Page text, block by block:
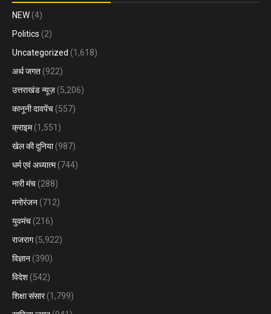
NEW (4)
Politics (2)
Uncategorized (1,618)
अर्थ जगत (922)
उत्तराखंड न्यूज़ (5,206)
कानूनी दावपेंच (557)
क्राइम(1,551)
खेल की दुनिया(987)
धर्म एवं अध्यात्म(744)
नारी मंच (288)
मनोरंजन (712)
युवमंच (216)
राजराग(5,922)
विज्ञान (390)
विदेश (542)
शिक्षा संसार(1,799)